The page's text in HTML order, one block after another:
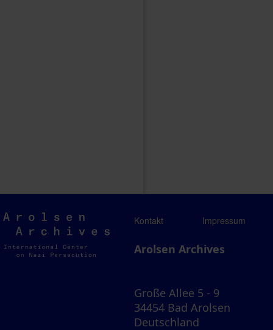
Arolsen
Archives
Kontakt Impressum
Arolsen Archives
Große Allee 5 - 9
34454 Bad Arolsen
Deutschland